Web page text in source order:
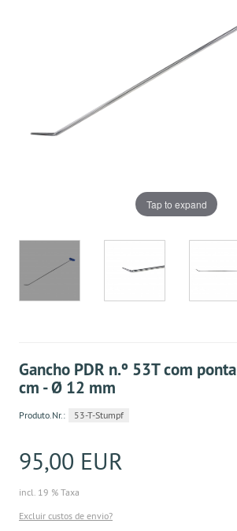
Tap to expand
Gancho PDR n.º 53T com
cm - Ø 12 mm
Produto.Nr.: 53-T-Stumpf
95,00 EUR
incl. 19 % Taxa
Excluir custos de envio?